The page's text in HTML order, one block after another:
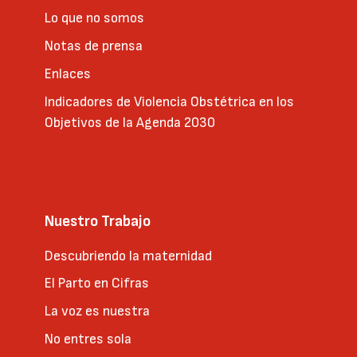
Lo que no somos
Notas de prensa
Enlaces
Indicadores de Violencia Obstétrica en los
Objetivos de la Agenda 2030
Nuestro Trabajo
Descubriendo la maternidad
El Parto en Cifras
La voz es nuestra
No entres sola